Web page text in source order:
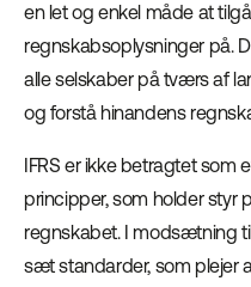
en let og enkel måde at
regnskabsoplysninger på.
alle selskaber på tværs af
og forstå hinandens
IFRS er ikke betragtet som
principper, som holder styr
regnskabet. I modsætning
sæt standarder, som plejer